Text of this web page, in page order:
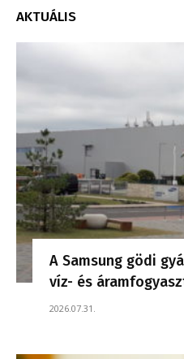
AKTUÁLIS
A Samsung gödi
víz- és
2026.07.31.